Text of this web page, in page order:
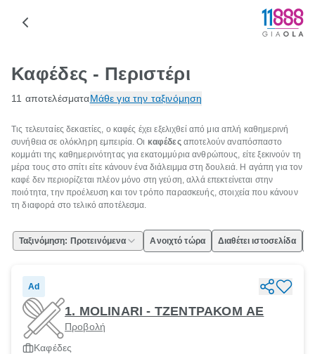
Καφέδες - Περιστέρι
11 αποτελέσματαΜάθε για την ταξινόμηση
Τις τελευταίες δεκαετίες, ο καφές έχει εξελιχθεί από μια απλή καθημερινή
συνήθεια σε ολόκληρη εμπειρία. Οι καφέδεςαποτελούν αναπόσπαστο
κομμάτι της καθημερινότητας για εκατομμύρια ανθρώπους, είτε ξεκινούν τη
μέρα τους στο σπίτι είτε κάνουν ένα διάλειμμα στη δουλειά. Η αγάπη για τον
καφέ δεν περιορίζεται πλέον μόνο στη γεύση, αλλά επεκτείνεται στην
ποιότητα, την προέλευση και τον τρόπο παρασκευής, στοιχεία που κάνουν
τη διαφορά στο τελικό αποτέλεσμα.
Ταξινόμηση: Προτεινόμενα Ανοιχτό τώρα Διαθέτει ιστοσελίδα
Ad
1. MOLINARI - ΤΖΕΝΤΡΑΚΟΜ ΑΕ
Προβολή
Καφέδες